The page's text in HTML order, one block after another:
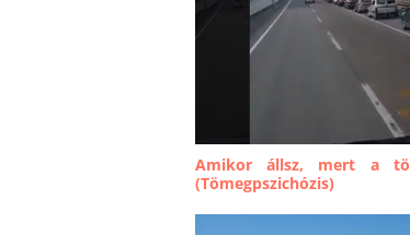
Amikor állsz, mert a
(Tömegpszichózis)